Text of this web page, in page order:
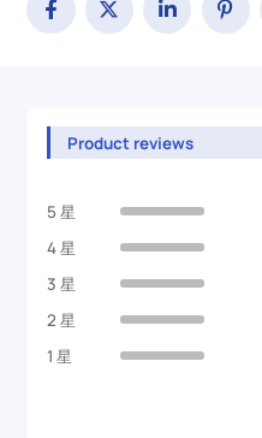
Product reviews
5 星
4 星
3 星
2 星
1 星